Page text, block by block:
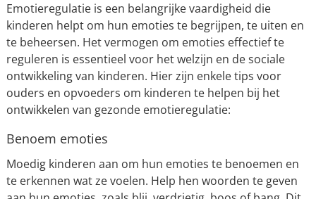
Emotieregulatie is een belangrijke vaardigheid die
kinderen helpt om hun emoties te begrijpen, te uiten en
te beheersen. Het vermogen om emoties effectief te
reguleren is essentieel voor het welzijn en de sociale
ontwikkeling van kinderen. Hier zijn enkele tips voor
ouders en opvoeders om kinderen te helpen bij het
ontwikkelen van gezonde emotieregulatie:
Benoem emoties
Moedig kinderen aan om hun emoties te benoemen en
te erkennen wat ze voelen. Help hen woorden te geven